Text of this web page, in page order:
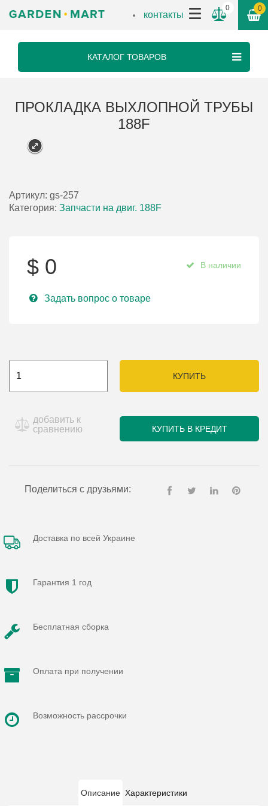
контакты
0 0
КАТАЛОГ ТОВАРОВ
ПРОКЛАДКА ВЫХЛОПНОЙ ТРУБЫ
188F
Артикул: gs-257
Категория: Запчасти на двиг. 188F
$ 0 В наличии
Задать вопрос о товаре
КУПИТЬ
добавить к
сравнению
КУПИТЬ В КРЕДИТ
Поделиться с друзьями:
Доставка по всей Украине
Гарантия 1 год
Бесплатная сборка
Оплата при получении
Возможность рассрочки
Описание Характеристики